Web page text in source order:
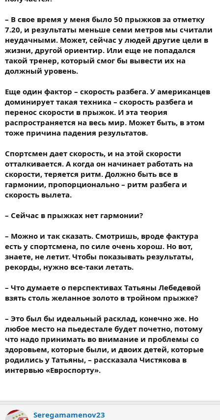
– В свое время у меня было 50 прыжков за отметку
7.20, и результаты меньше семи метров мы считали
неудачными. Может, сейчас у людей другие цели в
жизни, другой ориентир. Или еще не попадался
такой тренер, который смог бы вывести их на
должный уровень.
Еще один фактор – скорость разбега. У американцев
доминирует такая техника – скорость разбега и
перенос скорости в прыжок. И эта теория
распространяется на весь мир. Может быть, в этом
тоже причина падения результатов.
Спортсмен дает скорость, и на этой скорости
отталкивается. А когда он начинает работать на
скорости, теряется ритм. Должно быть все в
гармонии, пропорционально – ритм разбега и
скорость вылета.
– Сейчас в прыжках нет гармонии?
– Можно и так сказать. Смотришь, вроде фактура
есть у спортсмена, по силе очень хорош. Но вот,
знаете, не летит. Чтобы показывать результаты,
рекорды, нужно все-таки летать.
– Что думаете о перспективах Татьяны Лебедевой
взять столь желанное золото в тройном прыжке?
– Это был бы идеальный расклад, конечно же. Но
любое место на пьедестале будет почетно, потому
что надо принимать во внимание и проблемы со
здоровьем, которые были, и двоих детей, которые
родились у Татьяны, – рассказала Чистякова в
интервью «Евроспорту».
Seregamamenov23